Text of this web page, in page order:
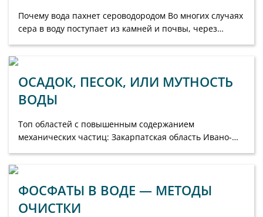
Почему вода пахнет сероводородом Во многих случаях
сера в воду поступает из камней и почвы, через
ОСАДОК, ПЕСОК, ИЛИ МУТНОСТЬ
ВОДЫ
Топ областей с повышенным содержанием
механических частиц: Закарпатская область Ивано-
ФОСФАТЫ В ВОДЕ — МЕТОДЫ
ОЧИСТКИ